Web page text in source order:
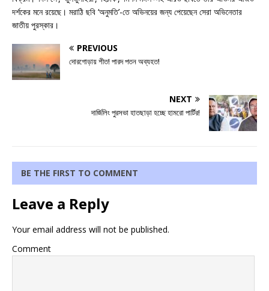
দর্শকের মনে রয়েছে। মরাঠি ছবি ‘অনুমতি’-তে অভিনয়ের জন্য পেয়েছেন সেরা অভিনেতার
জাতীয় পুরস্কার।
PREVIOUS
দোরগোড়ায় শীত! পারদ পতন অব্যহত!
NEXT
দার্জিলিং পুরসভা হাতছাড়া হচ্ছে হামরো পার্টির!
BE THE FIRST TO COMMENT
Leave a Reply
Your email address will not be published.
Comment